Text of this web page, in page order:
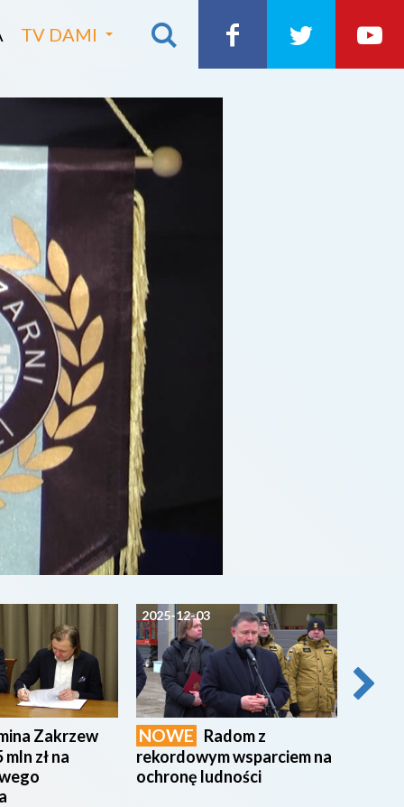
TV DAMI
Zakrzew
zł na
2025-12-03
NOWE Radom z
rekordowym wsparciem na
ochronę ludności